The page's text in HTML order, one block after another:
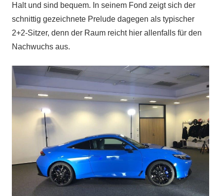
Halt und sind bequem. In seinem Fond zeigt sich der
schnittig gezeichnete Prelude dagegen als typischer
2+2-Sitzer, denn der Raum reicht hier allenfalls für den
Nachwuchs aus.